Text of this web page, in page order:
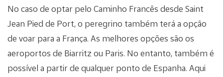
No caso de optar pelo Caminho Francês desde Saint
Jean Pied de Port, o peregrino também terá a opção
de voar para a França. As melhores opções são os
aeroportos de Biarritz ou Paris. No entanto, também é
possível a partir de qualquer ponto de Espanha. Aqui